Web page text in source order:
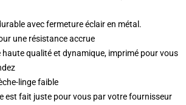
avec fermeture éclair en métal.
une résistance accrue
haute qualité et dynamique, imprimé pour vous
linge faible
est fait juste pour vous par votre fournisseur